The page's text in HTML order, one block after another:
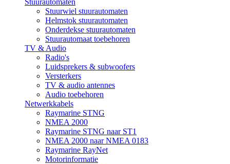
Stuurautomaten
Stuurwiel stuurautomaten
Helmstok stuurautomaten
Onderdekse stuurautomaten
Stuurautomaat toebehoren
TV & Audio
Radio's
Luidsprekers & subwoofers
Versterkers
TV & audio antennes
Audio toebehoren
Netwerkkabels
Raymarine STNG
NMEA 2000
Raymarine STNG naar ST1
NMEA 2000 naar NMEA 0183
Raymarine RayNet
Motorinformatie